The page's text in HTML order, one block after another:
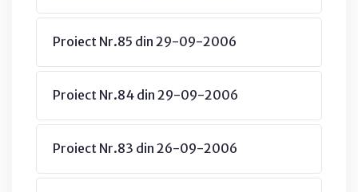
Proiect Nr.85 din 29-09-2006
Proiect Nr.84 din 29-09-2006
Proiect Nr.83 din 26-09-2006